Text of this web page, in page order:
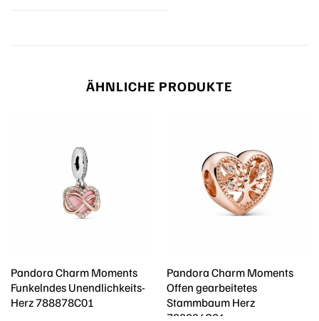
ÄHNLICHE PRODUKTE
Pandora Charm Moments
Funkelndes Unendlichkeits-
Herz 788878C01
Pandora Charm Moments
Offen gearbeitetes
Stammbaum Herz
788826C01